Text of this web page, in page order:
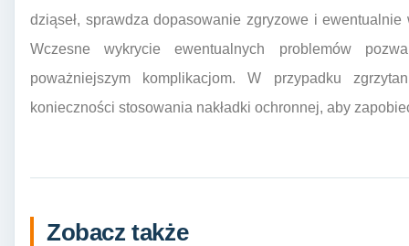
dziąseł, sprawdza dopasowanie zgryzowe i
Wczesne wykrycie ewentualnych problemów
poważniejszym komplikacjom. W przypadku
konieczności stosowania nakładki ochronnej, aby
Zobacz także